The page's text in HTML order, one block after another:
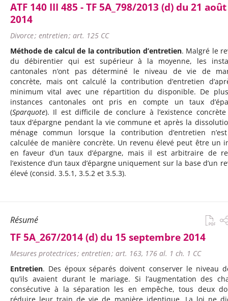
ATF 140 III 485 - TF 5A_798/2013 (d) du 21 août
2014
Divorce ; entretien ; art. 125 CC
Méthode de calcul de la contribution d’entretien. Malgré le
du débirentier qui est supérieur à la moyenne, les
cantonales n’ont pas déterminé le niveau de vie de
concrète, mais ont calculé la contribution d’entretien
minimum vital avec une répartition du disponible. De
instances cantonales ont pris en compte un taux
(Sparquote). Il est difficile de conclure à l’existence concrète
taux d’épargne pendant la vie commune et après la
ménage commun lorsque la contribution d’entretien
calculée de manière concrète. Un revenu élevé peut être un
en faveur d’un taux d’épargne, mais il est arbitraire de
l’existence d’un taux d’épargne uniquement sur la base d’un
élevé (consid. 3.5.1, 3.5.2 et 3.5.3).
Résumé
TF 5A_267/2014 (d) du 15 septembre 2014
Mesures protectrices ; entretien ; art. 163, 176 al. 1 ch. 1 CC
Entretien. Des époux séparés doivent conserver le niveau
qu’ils avaient durant le mariage. Si l’augmentation des
consécutive à la séparation les en empêche, tous deux